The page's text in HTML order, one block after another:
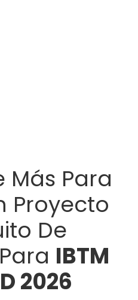
Más Para
Proyecto
De
Para IBTM
2026